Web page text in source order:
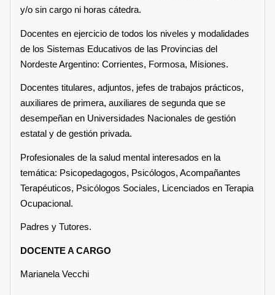
y/o sin cargo ni horas cátedra.
Docentes en ejercicio de todos los niveles y modalidades
de los Sistemas Educativos de las Provincias del
Nordeste Argentino: Corrientes, Formosa, Misiones.
Docentes titulares, adjuntos, jefes de trabajos prácticos,
auxiliares de primera, auxiliares de segunda que se
desempeñan en Universidades Nacionales de gestión
estatal y de gestión privada.
Profesionales de la salud mental interesados en la
temática: Psicopedagogos, Psicólogos, Acompañantes
Terapéuticos, Psicólogos Sociales, Licenciados en Terapia
Ocupacional.
Padres y Tutores.
DOCENTE A CARGO
Marianela Vecchi